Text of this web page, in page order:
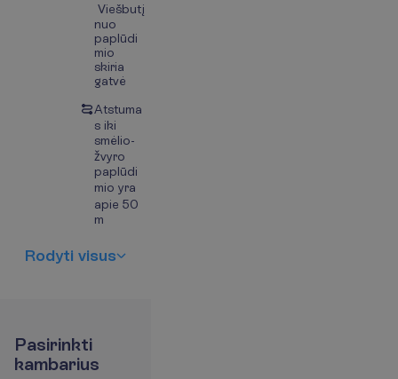
Viešbutį
nuo
paplūdi
mio
skiria
gatvė
Atstuma
s iki
smėlio-
žvyro
paplūdi
mio yra
apie 50
m
Rodyti visus
Pasirinkti
kambarius